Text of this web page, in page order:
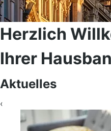
Herzlich
Ihrer
Aktuelles
‹